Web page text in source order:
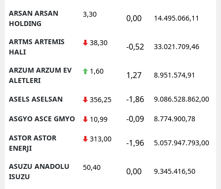
ARSAN ARSAN
HOLDING
3,30 0,00 14.495.066,11
ARTMS ARTEMIS
HALI
38,30 -0,52 33.021.709,46
ARZUM ARZUM EV
ALETLERI
1,60 1,27 8.951.574,91
ASELS ASELSAN 356,25 -1,86 9.086.528.862,00
ASGYO ASCE GMYO 10,99 -0,09 8.774.900,78
ASTOR ASTOR
ENERJI
313,00 -1,96 5.057.947.793,00
ASUZU ANADOLU
ISUZU
50,40 0,00 9.345.416,50